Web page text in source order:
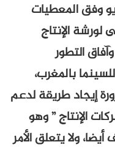
طريقة لدعم
” وهو
الأمر